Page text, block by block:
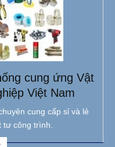
cung ứng Vật
Việt Nam
cung cấp sỉ và lẻ
công trình.